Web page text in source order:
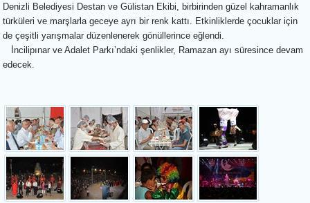
Denizli Belediyesi Destan ve Gülistan Ekibi, birbirinden güzel kahramanlık
türküleri ve marşlarla geceye ayrı bir renk kattı. Etkinliklerde çocuklar için
de çeşitli yarışmalar düzenlenerek gönüllerince eğlendi.
İncilipınar ve Adalet Parkı’ndaki şenlikler, Ramazan ayı süresince devam
edecek.